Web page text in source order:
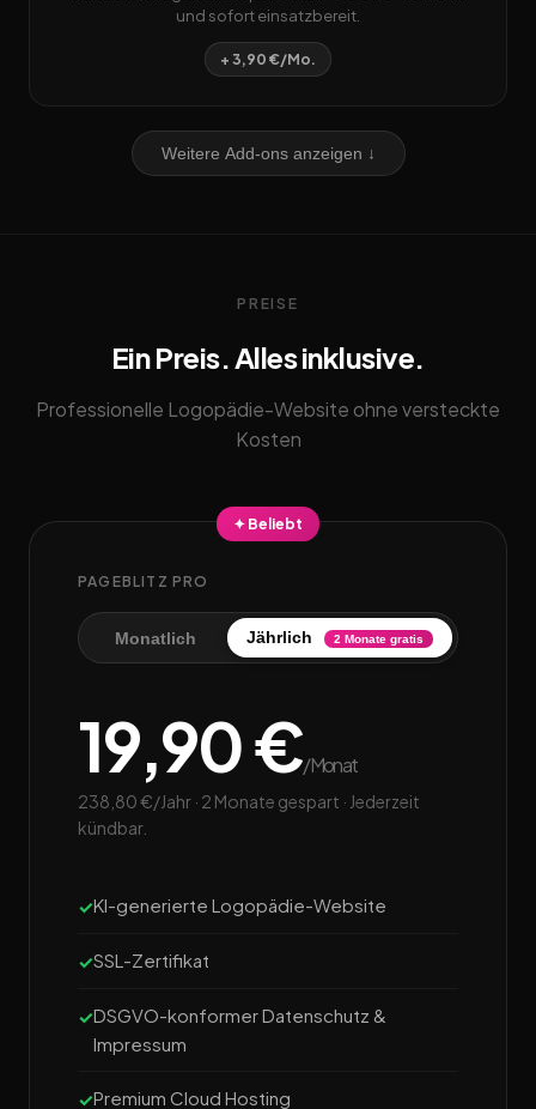
und sofort einsatzbereit.
+ 3,90 €/Mo.
Weitere Add-ons anzeigen ↓
PREISE
Ein Preis. Alles inklusive.
Professionelle Logopädie-Website ohne versteckte
Kosten
✦ Beliebt
PAGEBLITZ PRO
Monatlich Jährlich 2 Monate gratis
19,90 €/Monat
238,80 €/Jahr · 2 Monate gespart · Jederzeit
kündbar.
KI-generierte Logopädie-Website
SSL-Zertifikat
DSGVO-konformer Datenschutz &
Impressum
Premium Cloud Hosting